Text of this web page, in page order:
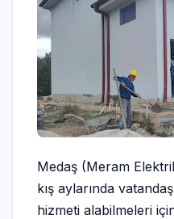
Medaş (Meram
kış aylarında
hizmeti alabilmeleri